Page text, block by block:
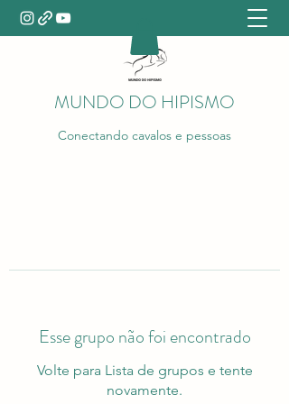
MUNDO DO HIPISMO
Conectando cavalos e pessoas
Esse grupo não foi encontrado
Volte para Lista de grupos e tente
novamente.